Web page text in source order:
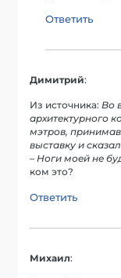
Ответить
Димитрий:
Из источника:Во
архитектурного
мэтров,
выставку и
– Ноги моей не
ком это?
Ответить
Михаил: